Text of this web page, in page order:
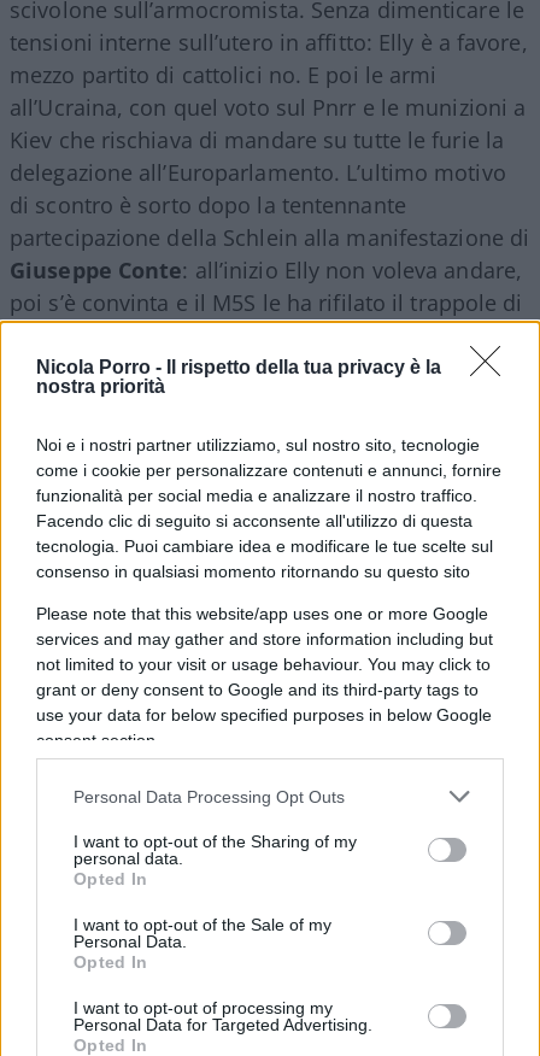
Nicola Porro -
Il rispetto della tua privacy è la
nostra priorità
Noi e i nostri partner utilizziamo, sul nostro sito, tecnologie
come i cookie per personalizzare contenuti e annunci, fornire
funzionalità per social media e analizzare il nostro traffico.
Facendo clic di seguito si acconsente all'utilizzo di questa
tecnologia. Puoi cambiare idea e modificare le tue scelte sul
consenso in qualsiasi momento ritornando su questo sito
Please note that this website/app uses one or more Google
services and may gather and store information including but
not limited to your visit or usage behaviour. You may click to
grant or deny consent to Google and its third-party tags to
use your data for below specified purposes in below Google
consent section.
Personal Data Processing Opt Outs
I want to opt-out of the Sharing of my
personal data.
Opted In
I want to opt-out of the Sale of my
Personal Data.
Opted In
I want to opt-out of processing my
Personal Data for Targeted Advertising.
Opted In
scivolone sull’armocromista. Senza dimenticare le
tensioni interne sull’utero in affitto: Elly è a favore,
mezzo partito di cattolici no. E poi le armi
all’Ucraina, con quel voto sul Pnrr e le munizioni a
Kiev che rischiava di mandare su tutte le furie la
delegazione all’Europarlamento. L’ultimo motivo
di scontro è sorto dopo la tentennante
partecipazione della Schlein alla manifestazione di
Giuseppe Conte: all’inizio Elly non voleva andare,
poi s’è convinta e il M5S le ha rifilato il trappole di
passamontagna. Risultato: i vari Bonaccini, Beppe
Sala, i riformisti e pure il cauto Lorenzo Guerini si
sono lamentati di vedere un Pd a rimorchio del
grillismo. Pina Picerno l’ha definito senza mezzi
giri di parole “un errore”. Sala ha chiesto di
spiegare bene quale sia “l’opinione del Pd” su
alcuni temi. Elly ci ha provato ieri in direzione,
sostanzialmente nulla se non che darà il via a
un’estate militante. Che pare più il titolo per una
hit di Annalisa che un programma politico.
Per approfondire
“Estate militante”: l’ultimo nonsense di Elly
Schlein
Elly Schlein
Ed ecco allora che sul Nazareno tornano le nubi di